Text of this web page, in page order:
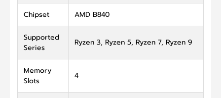
Chipset AMD B840
Supported
Series
Ryzen 3, Ryzen 5, Ryzen 7, Ryzen 9
Memory
Slots
4